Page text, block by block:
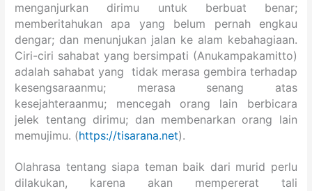
menganjurkan dirimu untuk berbuat benar;
memberitahukan apa yang belum pernah engkau
dengar; dan menunjukan jalan ke alam kebahagiaan.
Ciri-ciri sahabat yang bersimpati (Anukampakamitto)
adalah sahabat yang tidak merasa gembira terhadap
kesengsaraanmu; merasa senang atas
kesejahteraanmu; mencegah orang lain berbicara
jelek tentang dirimu; dan membenarkan orang lain
memujimu. (https://tisarana.net).
Olahrasa tentang siapa teman baik dari murid perlu
dilakukan, karena akan mempererat tali